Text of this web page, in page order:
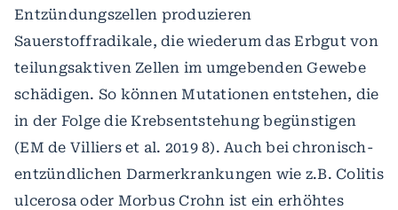
Entzündungszellen produzieren
Sauerstoffradikale, die wiederum das Erbgut von
teilungsaktiven Zellen im umgebenden Gewebe
schädigen. So können Mutationen entstehen, die
in der Folge die Krebsentstehung begünstigen
(EM de Villiers et al. 2019 8). Auch bei chronisch-
entzündlichen Darmerkrankungen wie z.B. Colitis
ulcerosa oder Morbus Crohn ist ein erhöhtes